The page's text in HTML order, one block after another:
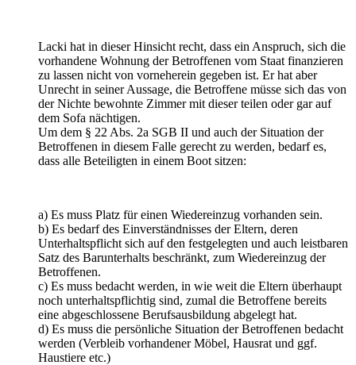
Lacki hat in dieser Hinsicht recht, dass ein Anspruch, sich die
vorhandene Wohnung der Betroffenen vom Staat finanzieren
zu lassen nicht von vorneherein gegeben ist. Er hat aber
Unrecht in seiner Aussage, die Betroffene müsse sich das von
der Nichte bewohnte Zimmer mit dieser teilen oder gar auf
dem Sofa nächtigen.
Um dem § 22 Abs. 2a SGB II und auch der Situation der
Betroffenen in diesem Falle gerecht zu werden, bedarf es,
dass alle Beteiligten in einem Boot sitzen:
a) Es muss Platz für einen Wiedereinzug vorhanden sein.
b) Es bedarf des Einverständnisses der Eltern, deren
Unterhaltspflicht sich auf den festgelegten und auch leistbaren
Satz des Barunterhalts beschränkt, zum Wiedereinzug der
Betroffenen.
c) Es muss bedacht werden, in wie weit die Eltern überhaupt
noch unterhaltspflichtig sind, zumal die Betroffene bereits
eine abgeschlossene Berufsausbildung abgelegt hat.
d) Es muss die persönliche Situation der Betroffenen bedacht
werden (Verbleib vorhandener Möbel, Hausrat und ggf.
Haustiere etc.)